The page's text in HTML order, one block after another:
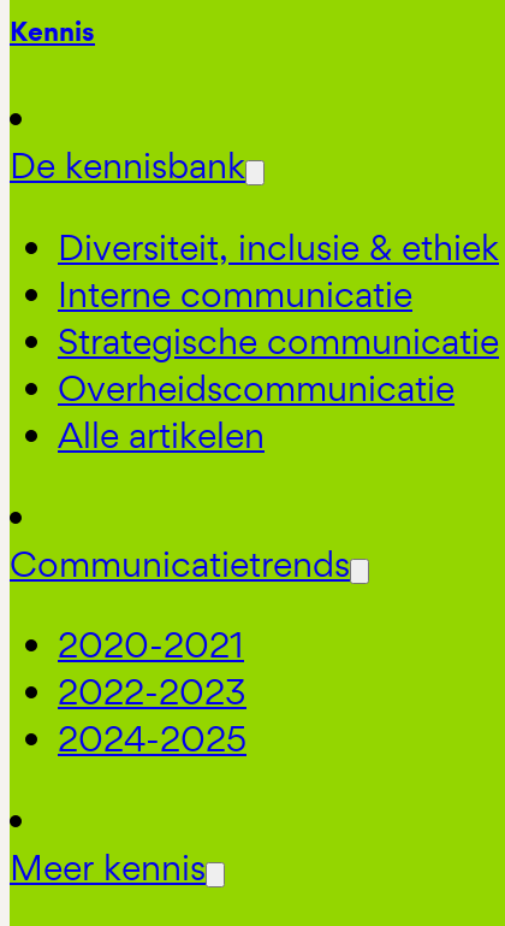
Kennis
De kennisbank
Diversiteit, inclusie & ethiek
Interne communicatie
Strategische communicatie
Overheidscommunicatie
Alle artikelen
Communicatietrends
2020-2021
2022-2023
2024-2025
Meer kennis